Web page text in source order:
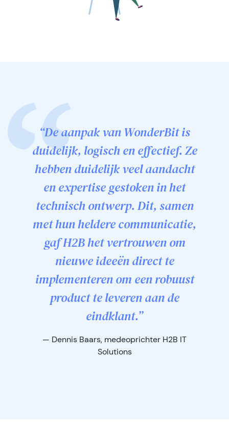
“De aanpak van WonderBit is
duidelijk, logisch en effectief. Ze
hebben duidelijk veel aandacht
en expertise gestoken in het
technisch ontwerp. Dit, samen
met hun heldere communicatie,
gaf H2B het vertrouwen om
nieuwe ideeën direct te
implementeren om een robuust
product te leveren aan de
eindklant.”
— Dennis Baars, medeoprichter H2B IT
Solutions